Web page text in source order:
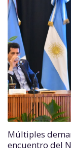
Múltiples
encuentro del